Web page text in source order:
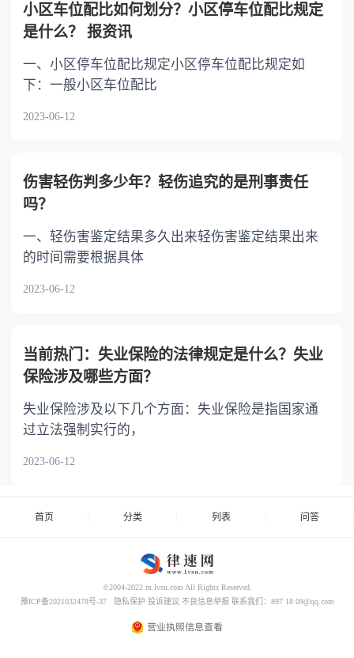
小区车位配比如何划分？小区停车位配比规定
是什么？ 报资讯
一、小区停车位配比规定小区停车位配比规定如
下：一般小区车位配比
2023-06-12
伤害轻伤判多少年？轻伤追究的是刑事责任
吗？
一、轻伤害鉴定结果多久出来轻伤害鉴定结果出来
的时间需要根据具体
2023-06-12
当前热门：失业保险的法律规定是什么？失业
保险涉及哪些方面？
失业保险涉及以下几个方面：失业保险是指国家通
过立法强制实行的，
2023-06-12
首页 分类 列表 问答
©2004-2022 m.lvsu.com All Rights Reserved.
豫ICP备2021032478号-37
隐私保护 投诉建议 不良信息举报 联系我们：897 18 09@qq.com